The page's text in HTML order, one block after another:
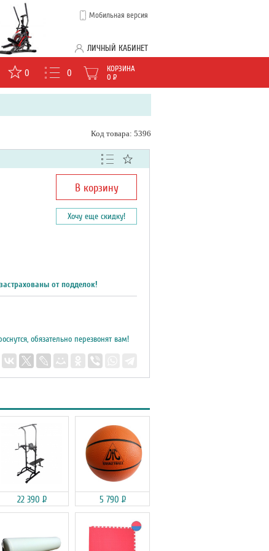
Мобильная версия
ЛИЧНЫЙ КАБИНЕТ
0 0
КОРЗИНА
0 Р
Код товара: 5396
В корзину
Хочу еще скидку!
от подделок!
обязательно перезвонят вам!
22 390 Р 5 790 Р